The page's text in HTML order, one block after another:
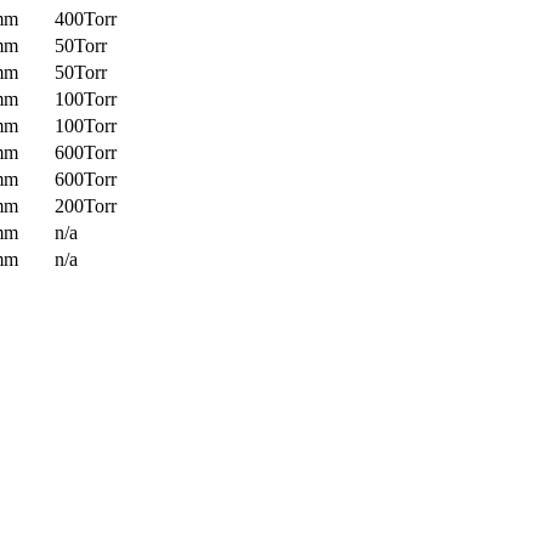
400Torr
50Torr
50Torr
100Torr
100Torr
600Torr
600Torr
200Torr
n/a
n/a